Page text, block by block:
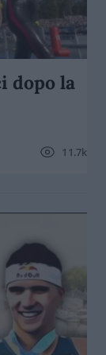
dopo la
11.7k